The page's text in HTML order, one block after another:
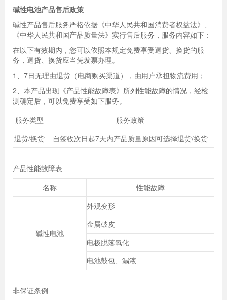
碱性电池产品售后政策
碱性产品售后服务严格依据《中华人民共和国消费者权益法》、
《中华人民共和国产品质量法》实行售后服务，服务内容如下：
在以下有效期内，您可以依照本规定免费享受退货、换货的服
务，退货、换货应当凭发票办理。
1、7日无理由退货（电商购买渠道），由用户承担物流费用；
2、本产品出现《产品性能故障表》所列性能故障的情况，经检
测确定后，可以免费享受如下服务。
服务类型
服务政策
退货/换货
自签收次日起7天内产品质量原因可选择退货/换货
产品性能故障表
名称
性能故障
碱性电池
外观变形
金属破皮
电极脱落氧化
电池鼓包、漏液
非保证条例